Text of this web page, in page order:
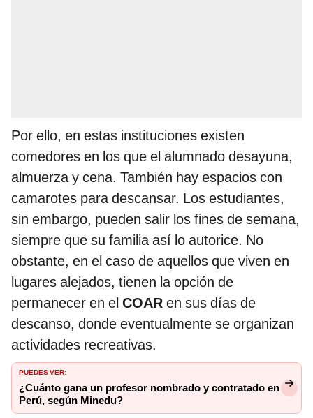
Por ello, en estas instituciones existen
comedores en los que el alumnado desayuna,
almuerza y cena. También hay espacios con
camarotes para descansar. Los estudiantes,
sin embargo, pueden salir los fines de semana,
siempre que su familia así lo autorice. No
obstante, en el caso de aquellos que viven en
lugares alejados, tienen la opción de
permanecer en el COAR en sus días de
descanso, donde eventualmente se organizan
actividades recreativas.
PUEDES VER:
¿Cuánto gana un profesor nombrado y contratado en
Perú, según Minedu?